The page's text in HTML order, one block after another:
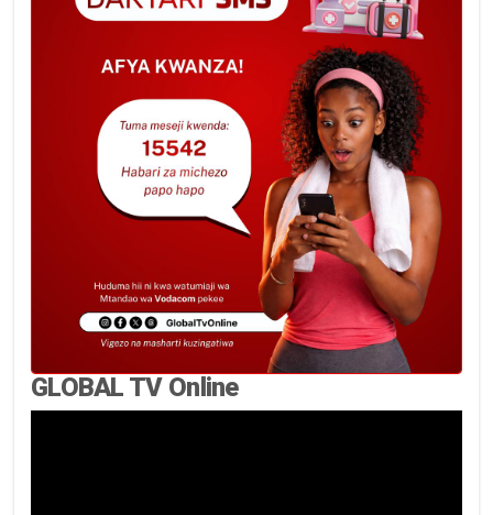
GLOBAL TV Online